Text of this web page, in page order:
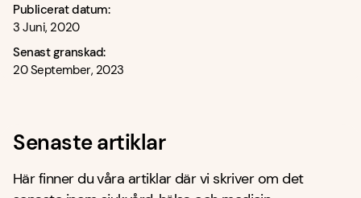
Publicerat datum:
3 Juni, 2020
Senast granskad:
20 September, 2023
Senaste artiklar
Här finner du våra artiklar där vi skriver om det